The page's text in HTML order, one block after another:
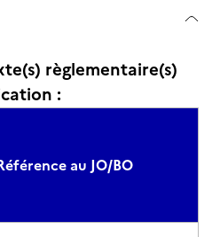
règlementaire(s)
:
au JO/BO